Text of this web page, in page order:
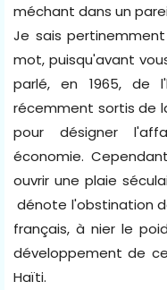
méchant dans un
Je sais
mot, puisqu'avant
parlé, en 1965, de
récemment sortis de
pour désigner
économie.
ouvrir une plaie
dénote l'obstination
français, à nier le
développement de
Haïti.